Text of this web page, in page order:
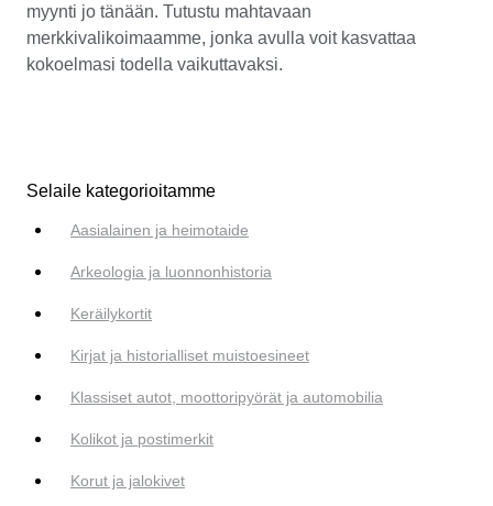
myynti jo tänään. Tutustu mahtavaan
merkkivalikoimaamme, jonka avulla voit kasvattaa
kokoelmasi todella vaikuttavaksi.
Selaile kategorioitamme
Aasialainen ja heimotaide
Arkeologia ja luonnonhistoria
Keräilykortit
Kirjat ja historialliset muistoesineet
Klassiset autot, moottoripyörät ja automobilia
Kolikot ja postimerkit
Korut ja jalokivet